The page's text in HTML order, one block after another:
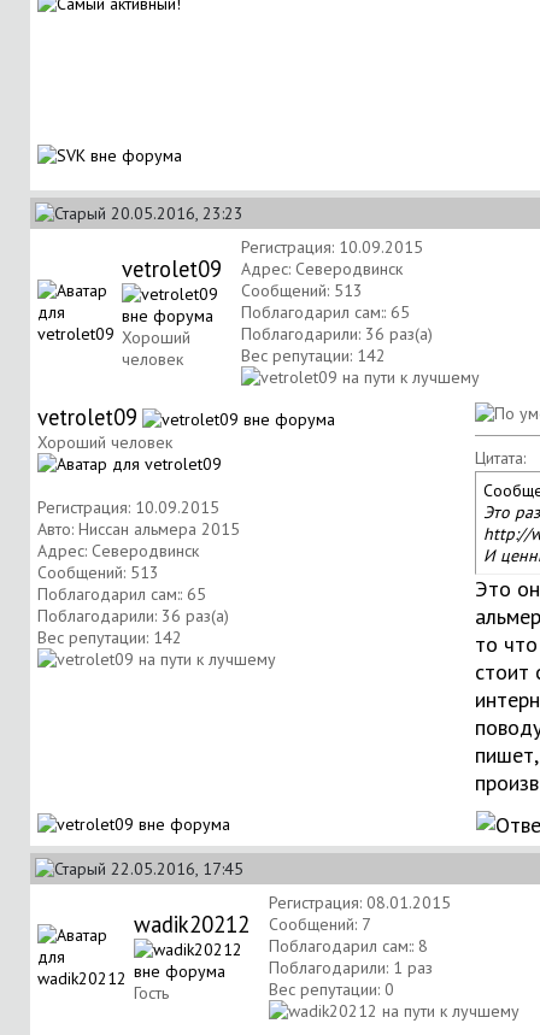
20.05.2016, 23:23
vetrolet09
Хороший
человек
Регистрация: 10.09.2015
Адрес: Северодвинск
Сообщений: 513
Поблагодарил сам:: 65
Поблагодарили: 36 раз(а)
Вес репутации: 142
vetrolet09
Хороший человек
Регистрация: 10.09.2015
Авто: Ниссан альмера 2015
Адрес: Северодвинск
Сообщений: 513
Поблагодарил сам:: 65
Поблагодарили: 36 раз(а)
Вес репутации: 142
Цитата:
Это
http://
И
Это
то
стоит
22.05.2016, 17:45
wadik20212
Гость
Регистрация: 08.01.2015
Сообщений: 7
Поблагодарил сам:: 8
Поблагодарили: 1 раз
Вес репутации: 0